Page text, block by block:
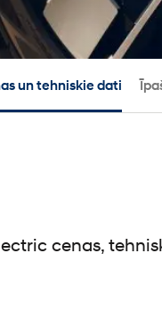
un tehniskie dati
cenas,